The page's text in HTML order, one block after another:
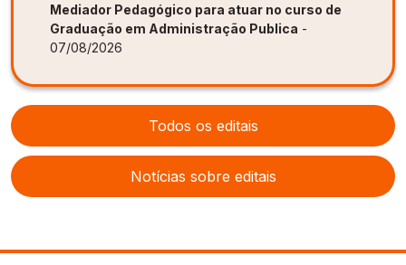
Mediador Pedagógico para atuar no curso de
Graduação em Administração Publica -
07/08/2026
Todos os editais
Notícias sobre editais